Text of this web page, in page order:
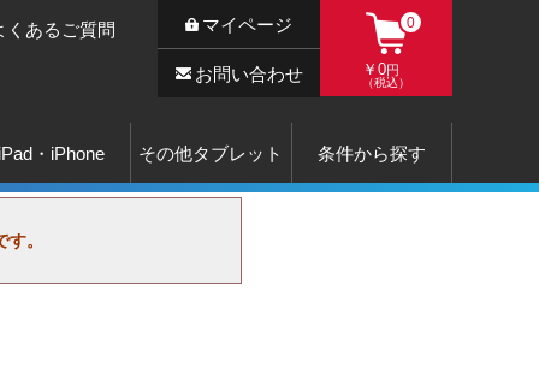
iPad・iPhone その他タブレット 条件から探す
くあるご質問 マイページ
お問い合わせ
0
￥0円
（税込）
。